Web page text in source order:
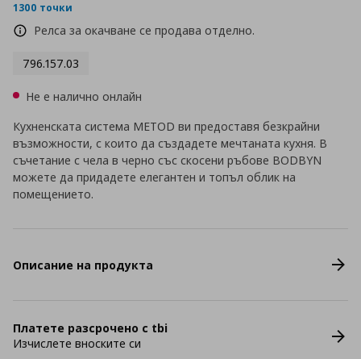
1300 точки
Релса за окачване се продава отделно.
796.157.03
Не е налично онлайн
Кухненската система METOD ви предоставя безкрайни
възможности, с които да създадете мечтаната кухня. В
съчетание с чела в черно със скосени ръбове BODBYN
можете да придадете елегантен и топъл облик на
помещението.
Описание на продукта
Платете разсрочено с tbi
Изчислете вноските си